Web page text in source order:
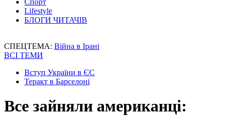
Спорт
Lifestyle
БЛОГИ ЧИТАЧІВ
СПЕЦТЕМА: Війна в Ірані
ВСІ ТЕМИ
Вступ України в ЄС
Теракт в Барселоні
Все зайняли американці: